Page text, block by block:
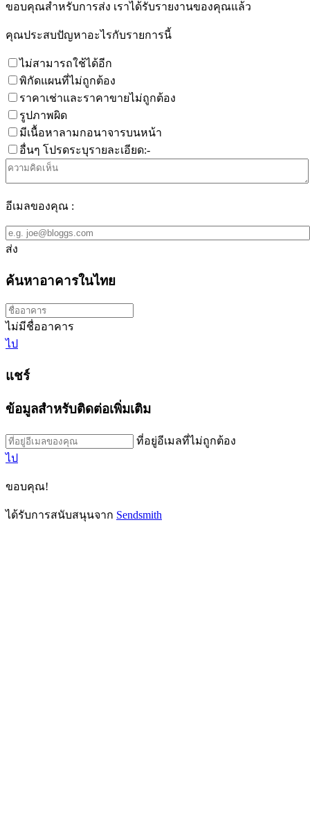
ขอบคุณสำหรับการส่ง เราได้รับรายงานของคุณแล้ว
คุณประสบปัญหาอะไรกับรายการนี้
ไม่สามารถใช้ได้อีก
พิกัดแผนที่ไม่ถูกต้อง
ราคาเช่าและราคาขายไม่ถูกต้อง
รูปภาพผิด
มีเนื้อหาลามกอนาจารบนหน้า
อื่นๆ โปรดระบุรายละเอียด:-
อีเมลของคุณ :
ส่ง
ค้นหาอาคารในไทย
ไม่มีชื่ออาคาร
ไป
แชร์
ข้อมูลสำหรับติดต่อเพิ่มเติม
ที่อยู่อีเมลที่ไม่ถูกต้อง
ไป
ขอบคุณ!
ได้รับการสนับสนุนจาก Sendsmith